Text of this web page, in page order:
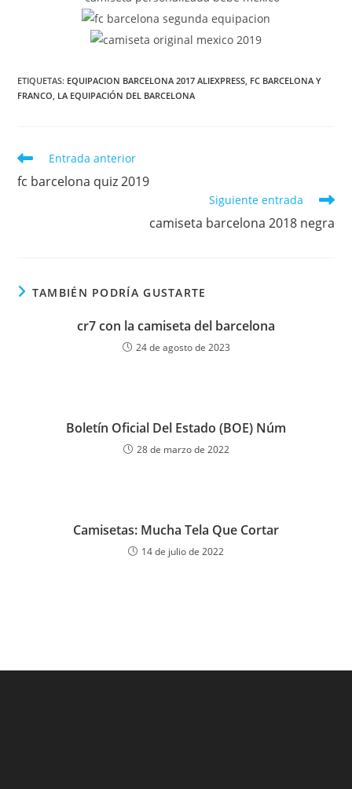
ETIQUETAS: EQUIPACION BARCELONA 2017 ALIEXPRESS FC BARCELONA Y
FRANCO LA EQUIPACIÓN DEL BARCELONA
Leer
artículos
Entrada anterior
fc barcelona quiz 2019
Siguiente entrada
camiseta barcelona 2018 negra
TAMBIÉN PODRÍA GUSTARTE
cr7 con la camiseta del barcelona
24 de agosto de 2023
Boletín Oficial Del Estado (BOE) Núm
28 de marzo de 2022
Camisetas: Mucha Tela Que Cortar
14 de julio de 2022